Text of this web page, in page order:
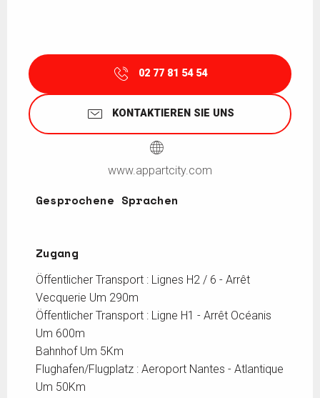
02 77 81 54 54
KONTAKTIEREN SIE UNS
www.appartcity.com
Gesprochene Sprachen
Gesprochene Sprachen
Zugang
Zugang
Öffentlicher Transport : Lignes H2 / 6 - Arrêt
Vecquerie Um 290m
Öffentlicher Transport : Ligne H1 - Arrêt Océanis
Um 600m
Bahnhof Um 5Km
Flughafen/Flugplatz : Aeroport Nantes - Atlantique
Um 50Km